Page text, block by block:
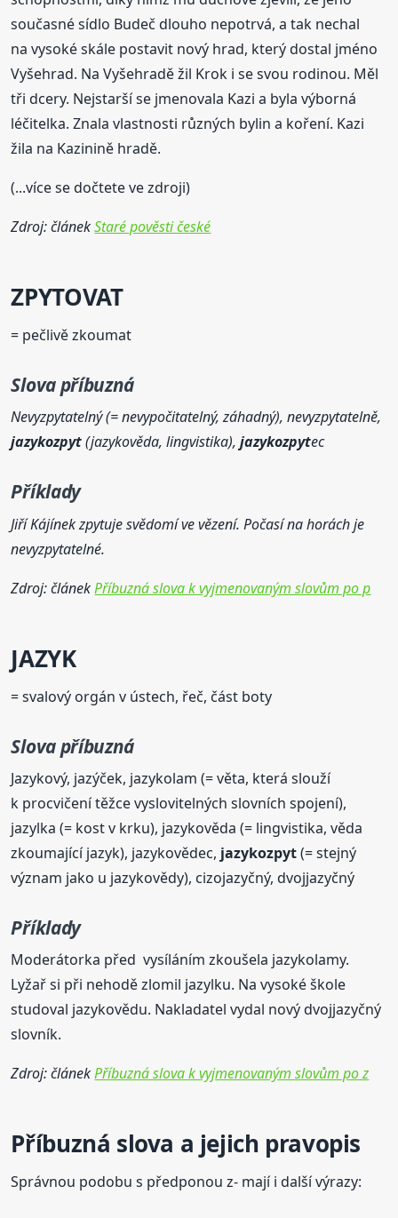
současné sídlo Budeč dlouho nepotrvá, a tak nechal
na vysoké skále postavit nový hrad, který dostal jméno
Vyšehrad. Na Vyšehradě žil Krok i se svou rodinou. Měl
tři dcery. Nejstarší se jmenovala Kazi a byla výborná
léčitelka. Znala vlastnosti různých bylin a koření. Kazi
žila na Kazinině hradě.
(...více se dočtete ve zdroji)
Zdroj: článekStaré pověsti české
ZPYTOVAT
= pečlivě zkoumat
Slova příbuzná
Nevyzpytatelný (= nevypočitatelný, záhadný), nevyzpytatelně,
jazykozpyt(jazykověda, lingvistika),jazykozpytec
Příklady
Jiří Kájínek zpytuje svědomí ve vězení. Počasí na horách je
nevyzpytatelné.
Zdroj: článekPříbuzná slova k vyjmenovaným slovům po p
JAZYK
= svalový orgán v ústech, řeč, část boty
Slova příbuzná
Jazykový, jazýček, jazykolam (= věta, která slouží
k procvičení těžce vyslovitelných slovních spojení),
jazylka (= kost v krku), jazykověda (= lingvistika, věda
zkoumající jazyk), jazykovědec, jazykozpyt(= stejný
význam jako u jazykovědy), cizojazyčný, dvojjazyčný
Příklady
Moderátorka před vysíláním zkoušela jazykolamy.
Lyžař si při nehodě zlomil jazylku. Na vysoké škole
studoval jazykovědu. Nakladatel vydal nový dvojjazyčný
slovník.
Zdroj: článekPříbuzná slova k vyjmenovaným slovům po z
Příbuzná slova a jejich pravopis
Správnou podobu s předponou z- mají i další výrazy: